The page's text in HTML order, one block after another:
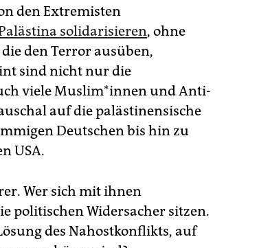
den Extremisten
solidarisieren, ohne
den Terror ausüben,
sind nicht nur die
viele Mus­li­m*in­nen und An­ti­
auf die palästinensische
Deutschen bis hin zu
USA.
Wer sich mit ihnen
politischen Widersacher sitzen.
des Nahostkonflikts, auf